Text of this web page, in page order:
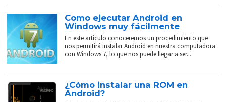
Como ejecutar Android en
Windows muy fácilmente
En este artículo conoceremos un procedimiento que
nos permitirá instalar Android en nuestra computadora
con Windows 7, lo que nos puede llegar a ser...
¿Cómo instalar una ROM en
Android?